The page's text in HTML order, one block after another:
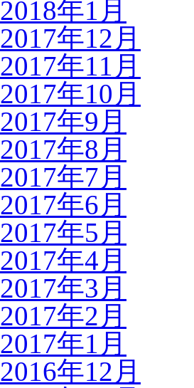
2018年1月
2017年12月
2017年11月
2017年10月
2017年9月
2017年8月
2017年7月
2017年6月
2017年5月
2017年4月
2017年3月
2017年2月
2017年1月
2016年12月